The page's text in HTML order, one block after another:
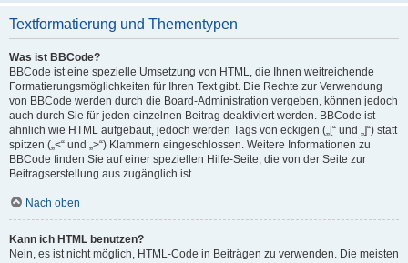
Textformatierung und Thementypen
Was ist BBCode?
BBCode ist eine spezielle Umsetzung von HTML, die Ihnen weitreichende
Formatierungsmöglichkeiten für Ihren Text gibt. Die Rechte zur Verwendung
von BBCode werden durch die Board-Administration vergeben, können jedoch
auch durch Sie für jeden einzelnen Beitrag deaktiviert werden. BBCode ist
ähnlich wie HTML aufgebaut, jedoch werden Tags von eckigen („[“ und „]“) statt
spitzen („<“ und „>“) Klammern eingeschlossen. Weitere Informationen zu
BBCode finden Sie auf einer speziellen Hilfe-Seite, die von der Seite zur
Beitragserstellung aus zugänglich ist.
Nach oben
Kann ich HTML benutzen?
Nein, es ist nicht möglich, HTML-Code in Beiträgen zu verwenden. Die meisten